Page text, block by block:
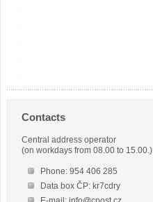
Contacts
Central address operator
(on workdays from 08.00 to 15.00.)
Phone: 954 406 285
Data box ČP: kr7cdry